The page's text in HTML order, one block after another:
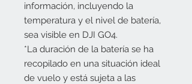
información, incluyendo la
temperatura y el nivel de batería,
sea visible en DJI GO4.
*La duración de la batería se ha
recopilado en una situación ideal
de vuelo y está sujeta a las